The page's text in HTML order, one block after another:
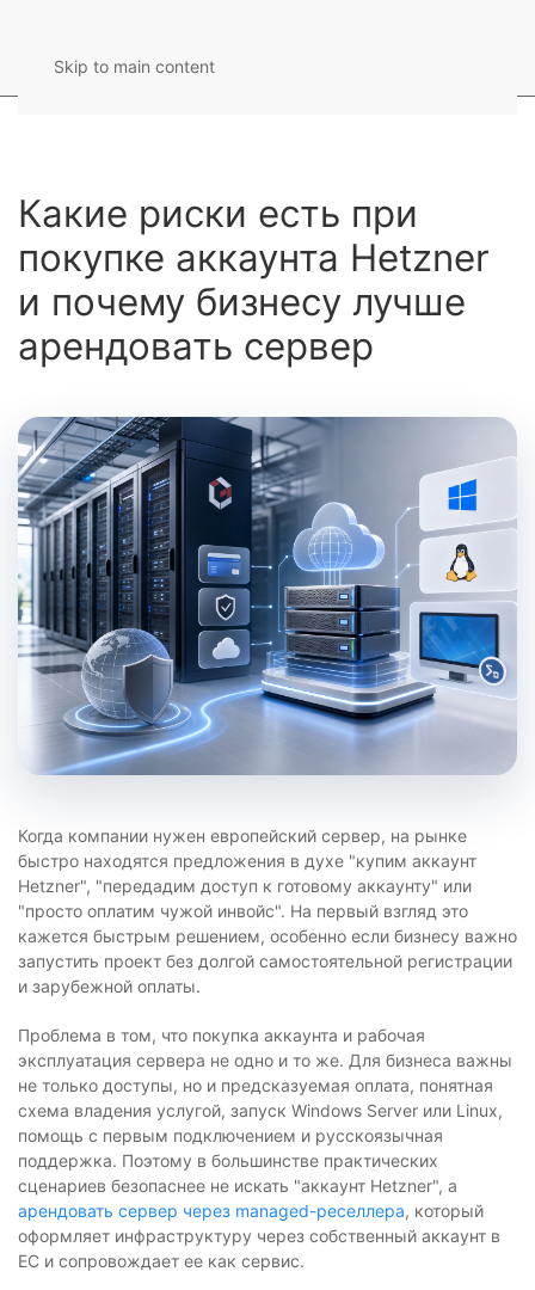
Skip to main content
Какие риски есть при
покупке аккаунта Hetzner
и почему бизнесу лучше
арендовать сервер
Когда компании нужен европейский сервер, на рынке
быстро находятся предложения в духе "купим аккаунт
Hetzner", "передадим доступ к готовому аккаунту" или
"просто оплатим чужой инвойс". На первый взгляд это
кажется быстрым решением, особенно если бизнесу важно
запустить проект без долгой самостоятельной регистрации
и зарубежной оплаты.
Проблема в том, что покупка аккаунта и рабочая
эксплуатация сервера не одно и то же. Для бизнеса важны
не только доступы, но и предсказуемая оплата, понятная
схема владения услугой, запуск Windows Server или Linux,
помощь с первым подключением и русскоязычная
поддержка. Поэтому в большинстве практических
сценариев безопаснее не искать "аккаунт Hetzner", а
арендовать сервер через managed-реселлера, который
оформляет инфраструктуру через собственный аккаунт в
ЕС и сопровождает ее как сервис.